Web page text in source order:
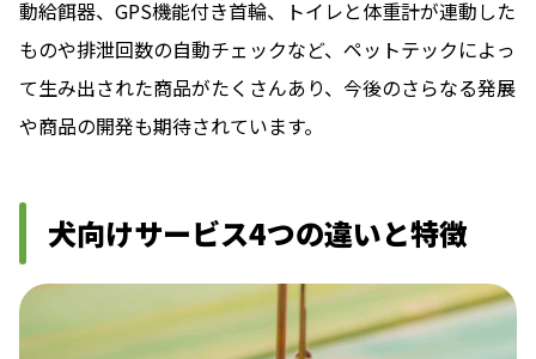
動給餌器、GPS機能付き首輪、トイレと体重計が連動した
ものや排泄回数の自動チェックなど、ペットテックによっ
て生み出された商品がたくさんあり、今後のさらなる発展
や商品の開発も期待されています。
犬向けサービス4つの違いと特徴